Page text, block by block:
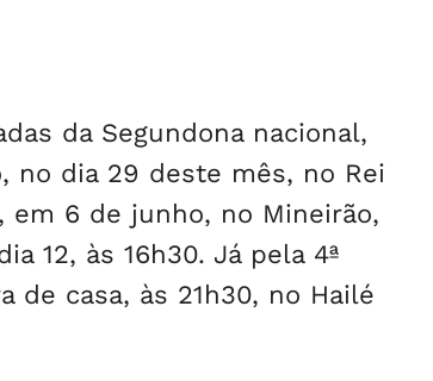
da Segundona nacional,
no dia 29 deste mês, no Rei
em 6 de junho, no Mineirão,
12, às 16h30. Já pela 4ª
de casa, às 21h30, no Hailé